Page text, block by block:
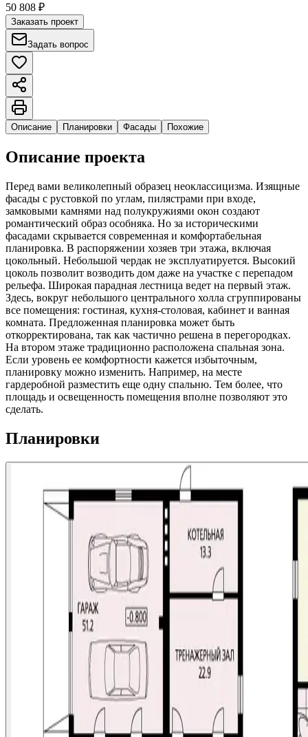
50 808 ₽
Заказать проект
Задать вопрос
Описание Планировки Фасады Похожие
Описание проекта
Перед вами великолепный образец неоклассицизма. Изящные
фасады с рустовкой по углам, пилястрами при входе,
замковыми камнями над полукружиями окон создают
романтический образ особняка. Но за историческими
фасадами скрывается современная и комфортабельная
планировка. В распоряжении хозяев три этажа, включая
цокольный. Небольшой чердак не эксплуатируется. Высокий
цоколь позволит возводить дом даже на участке с перепадом
рельефа. Широкая парадная лестница ведет на первый этаж.
Здесь, вокруг небольшого центрального холла сгруппированы
все помещения: гостиная, кухня-столовая, кабинет и ванная
комната. Предложенная планировка может быть
откорректирована, так как частично решена в перегородках.
На втором этаже традиционно расположена спальная зона.
Если уровень ее комфортности кажется избыточным,
планировку можно изменить. Например, на месте
гардеробной разместить еще одну спальню. Тем более, что
площадь и освещенность помещения вполне позволяют это
сделать.
Планировки